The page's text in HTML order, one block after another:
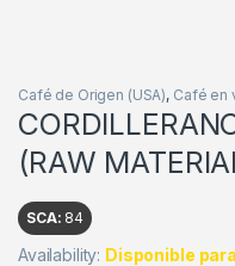
Café de Origen (USA), Café en
(RAW
SCA: 84
Availability: Disponible